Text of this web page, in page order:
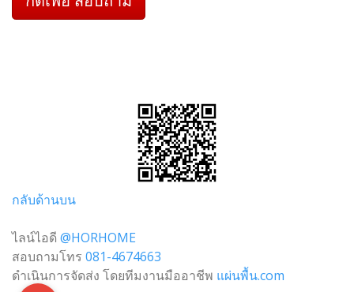
กลับด้านบน
ไลน์ไอดี @HORHOME
สอบถามโทร 081-4674663
ดำเนินการจัดส่ง โดยทีมงานมืออาชีพ แผ่นพื้น.com